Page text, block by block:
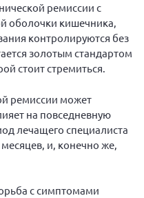
ремиссии с
оболочки кишечника,
контролируются без
золотым стандартом
стоит стремиться.
ремиссии может
на повседневную
лечащего специалиста
и, конечно же,
с симптомами